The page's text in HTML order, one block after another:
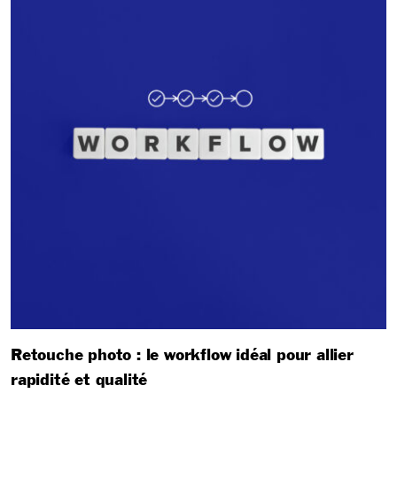
Retouche photo : le workflow idéal pour allier
rapidité et qualité